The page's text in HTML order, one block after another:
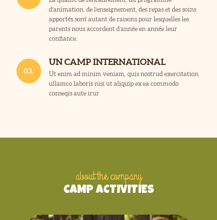
d’animation, de l’enseignement, des repas et des soins
apportés sont autant de raisons pour lesquelles les
parents nous accordent d’année en année leur
confiance.
03.
UN CAMP INTERNATIONAL
Ut enim ad minim veniam, quis nostrud exercitation
ullamco laboris nisi ut aliquip ex ea commodo
conseqis aute irur
about the company
CAMP ACTIVITIES